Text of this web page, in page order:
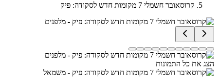
קרוסאובר חשמלי 7 מקומות חדש לסקודה: פיק
הצג את כל התמונות